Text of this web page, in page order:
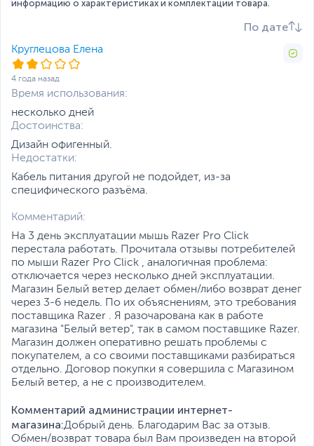
Дополнительно
Эргономичный дизайн
400 часов (Bluetooth
подключение 2.4 ГГц)
Проводное и
беспроводное
подключение
Поддержка Razer
Synapse 3
Размеры и вес
Размеры (Ш х В х Д) 8 х 4.2 х 12.7 см
Размер упаковки (Ш х В
х Г)
10.8 х 17.5 х 6 см
Вес с упаковкой 0.27 кг
Заводские данные
информацию о характеристиках и комплектации товара.
По дате
Круглецова Елена
4 года назад
Время использования:
несколько дней
Достоинства:
Дизайн офигенный.
Недостатки:
Кабель питания другой не подойдет, из-за
специфического разъёма.
Комментарий:
На 3 день эксплуатации мышь Razer Pro Click
перестала работать. Прочитала отзывы потребителей
по мыши Razer Pro Click , аналогичная проблема:
отключается через несколько дней эксплуатации.
Магазин Белый ветер делает обмен/либо возврат денег
через 3-6 недель. По их объяснениям, это требования
поставщика Razer . Я разочарована как в работе
магазина "Белый ветер", так в самом поставщике Razer.
Магазин должен оперативно решать проблемы с
покупателем, а со своими поставщиками разбираться
отдельно. Договор покупки я совершила с Магазином
Белый ветер, а не с производителем.
Комментарий администрации интернет-
магазина:Добрый день. Благодарим Вас за отзыв.
Обмен/возврат товара был Вам произведен на второй